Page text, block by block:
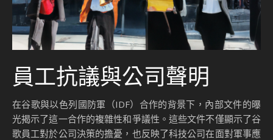
員工抗議與公司聲明
在谷歌與以色列國防軍（IDF）合作的背景下，內部文件的曝
光揭示了這一合作的複雜性和爭議性。這些文件不僅顯示了谷
歌員工對於公司決策的擔憂，也反映了科技公司在面對軍事應